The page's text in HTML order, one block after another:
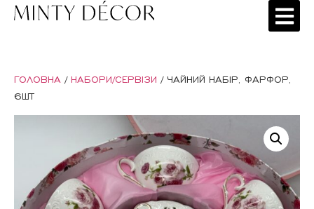
ГОЛОВНА / НАБОРИ/СЕРВІЗИ / ЧАЙНИЙ НАБІР, ФАРФОР,
6ШТ